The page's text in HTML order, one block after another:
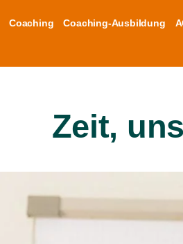
Coaching Coaching-Ausbildung
Zeit,